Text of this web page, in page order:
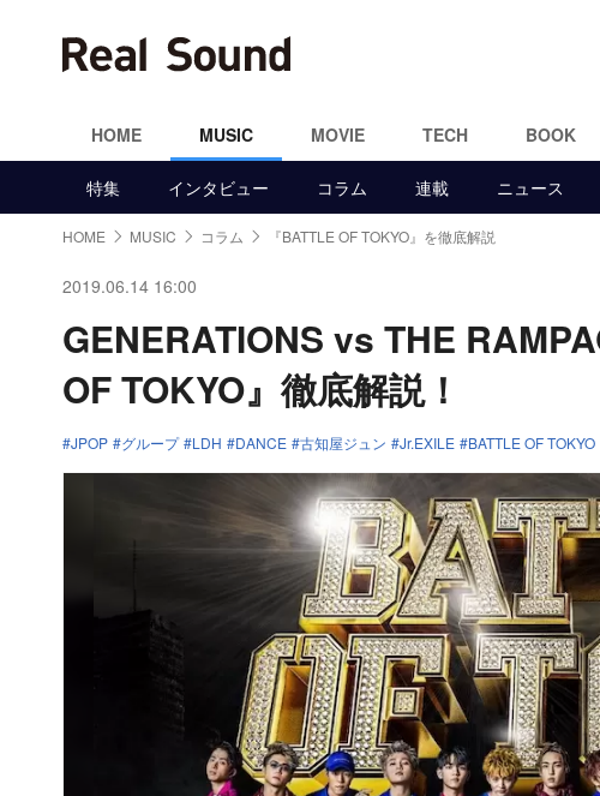
HOME MUSIC MOVIE TECH BOOK
特集 インタビュー コラム 連載 ニュース
HOME MUSIC コラム 『BATTLE OF TOKYO』を徹底解説
2019.06.14 16:00
GENERATIONS vs THE
OF TOKYO』徹底解説！
JPOP グループ LDH DANCE 古知屋ジュン Jr.EXILE BATTLE OF TOKYO